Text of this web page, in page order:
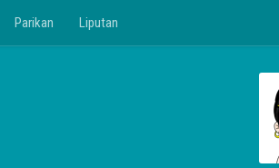
Parikan Liputan